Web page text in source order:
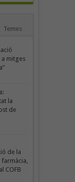
Temes
a mitges
la
de
de la
COFB